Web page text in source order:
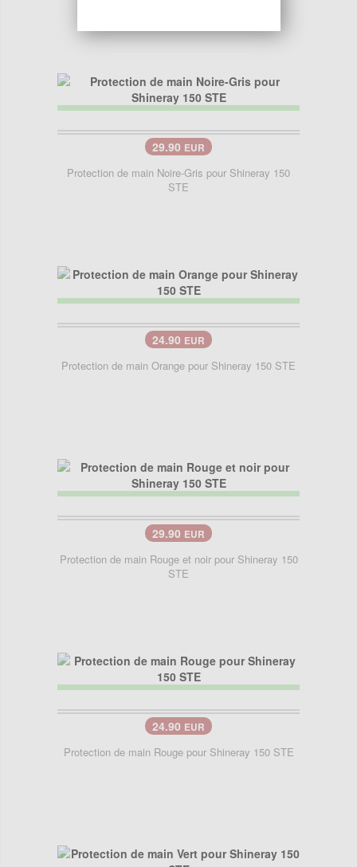
29.90 EUR
Protection de main Noire-Gris pour Shineray 150
STE
24.90 EUR
Protection de main Orange pour Shineray 150 STE
29.90 EUR
Protection de main Rouge et noir pour Shineray 150
STE
24.90 EUR
Protection de main Rouge pour Shineray 150 STE